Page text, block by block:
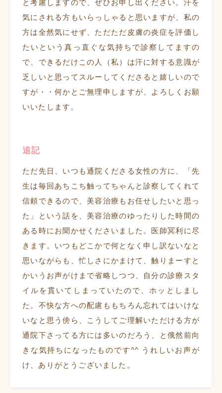
と考慮しますので、ぜひお申し出ください。汗を
気にされる方もいらっしゃると思いますが、私の
方は全然気にせず、ただただ皮膚の炎症を評価し
たいという真っ直ぐな気持ちで診察してますの
で、できるだけこの人（私）は汗に対する意識が
乏しいと思ってスルーしてくださると嬉しいので
すが・・何かとご無理申しますが、よろしくお願
いいたします。
追記
ただ先日、いつも通院くださる女性の方に、「先
生は毎回あちこち触ってちゃんと診察してくれて
信頼できるので、美容治療もお任せしたいと思っ
た」という話を、美容治療のゆったりした時間の
ある時にお聞かせくださいました。医師冥利に尽
きます。いつもどこかで何となく申し訳ないなと
思いながらも、忙しさにかまけて、触りまーすと
かいうお声がけまで省略しつつ、自分の診療スタ
イルを貫いてしまっていたので、ホッとしまし
た。不快な方への配慮ももちろん忘れてはいけな
いなと思う傍ら、こうしてご理解いただける方が
通院下さってる方には多いのだろう、と俄然前向
きな気持ちになったものです^^ うれしいお声が
け、ありがとうございました。